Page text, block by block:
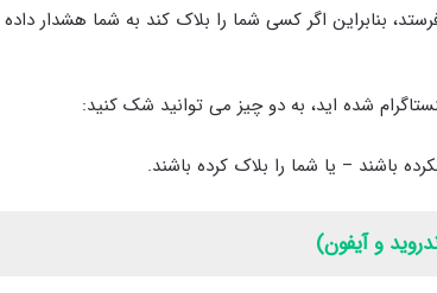
بنابراین اگر کسی شما را بلاک کند به شما هشدار داده
شده اید، به دو چیز می توانید شک کنید:
– یا شما را بلاک کرده باشند.